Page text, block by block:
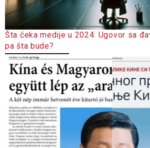
Šta čeka medije u 2024: Ugovor sa
pa šta bude?